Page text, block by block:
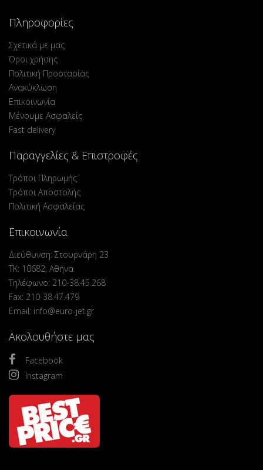
Πληροφορίες
Σχετικά με μας
Όροι χρήσης
Πολιτική Προστασίας
Ανακύκλωση
Επικοινωνία
Μένουμε Ασφαλείς
Fast delivery
Παραγγελίες & Επιστροφές
Τρόποι Πληρωμής
Τρόποι Αποστολής
Πολιτική Ασφαλείας
Επικοινωνία
Διεύθυνση: Στουρνάρη 23
ΤΚ: 10682, Αθήνα
Τηλέφωνο: 210-38.45.268
Fax: 210-38.47.479
Email: info@euro-jet.gr
Ακολουθήστε μας
Facebook
Instagram